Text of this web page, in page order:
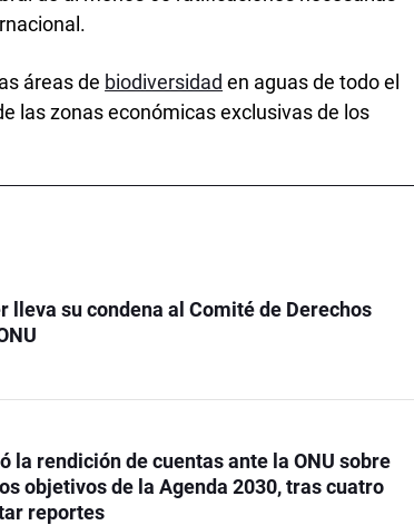
áreas de biodiversidad en aguas de todo el
las zonas económicas exclusivas de los
lleva su condena al Comité de Derechos
la rendición de cuentas ante la ONU sobre
objetivos de la Agenda 2030, tras cuatro
reportes